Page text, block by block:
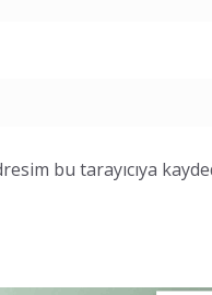
bu tarayıcıya